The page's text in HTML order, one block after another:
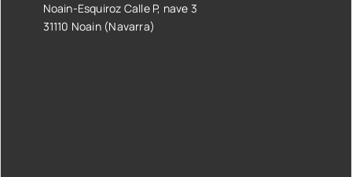
Noain-Esquiroz Calle P, nave 3
31110 Noain (Navarra)